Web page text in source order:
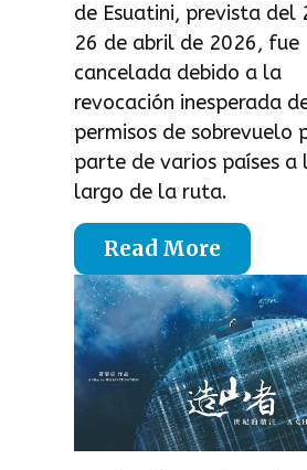
de Esuatini, prevista del
26 de abril de 2026, fue
cancelada debido a la
revocación inesperada
permisos de sobrevuelo
parte de varios países a
largo de la ruta.
Read More